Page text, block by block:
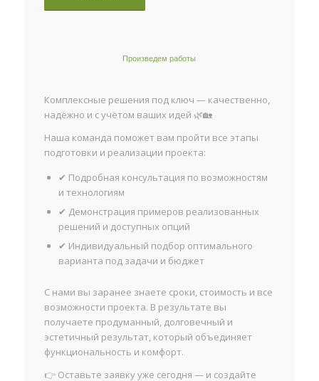
Произведем работы
Комплексные решения под ключ — качественно,
надёжно и с учётом ваших идей 🌿🏡
Наша команда поможет вам пройти все этапы
подготовки и реализации проекта:
✔ Подробная консультация по возможностям
и технологиям
✔ Демонстрация примеров реализованных
решений и доступных опций
✔ Индивидуальный подбор оптимального
варианта под задачи и бюджет
С нами вы заранее знаете сроки, стоимость и все
возможности проекта. В результате вы
получаете продуманный, долговечный и
эстетичный результат, который объединяет
функциональность и комфорт.
👉 Оставьте заявку уже сегодня — и создайте